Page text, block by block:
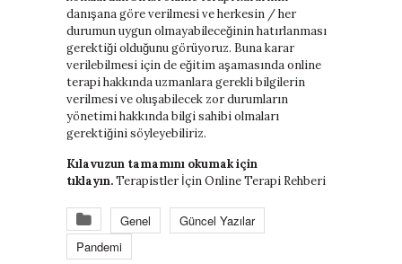
danışana göre verilmesi ve herkesin / her
durumun uygun olmayabileceğinin hatırlanması
gerektiği olduğunu görüyoruz. Buna karar
verilebilmesi için de eğitim aşamasında online
terapi hakkında uzmanlara gerekli bilgilerin
verilmesi ve oluşabilecek zor durumların
yönetimi hakkında bilgi sahibi olmaları
gerektiğini söyleyebiliriz.
Kılavuzun tamamını okumak için
tıklayın.Terapistler İçin Online Terapi Rehberi
Genel
Güncel Yazılar
Pandemi